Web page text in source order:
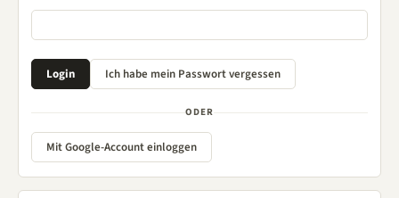
ODER
Mit Google-Account einloggen